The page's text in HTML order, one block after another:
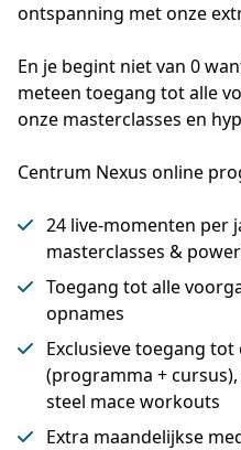
ontspanning met onze
En je begint niet van 0
meteen toegang tot alle
onze masterclasses en
Centrum Nexus online
24 live-momenten per
masterclasses &
Toegang tot alle
opnames
Exclusieve toegang
(programma +
steel mace workouts
Extra maandelijkse